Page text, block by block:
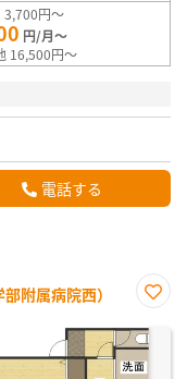
3,700円～
円/月～
16,500円～
電話する
附属病院西）
に入
り登
録